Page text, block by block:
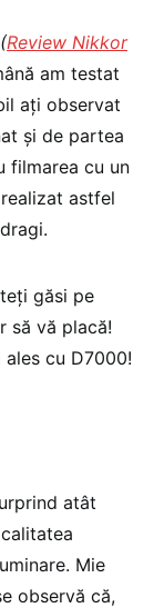
(Review Nikkor
am testat
ați observat
și de partea
filmarea cu un
astfel
găsi pe
să vă placă!
cu D7000!
atât
Mie
observă că,